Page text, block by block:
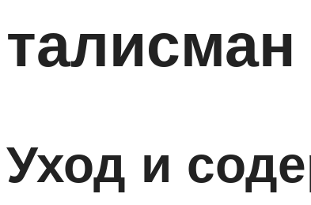
талисман
Уход и